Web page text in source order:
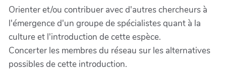
Orienter et/ou contribuer avec d'autres chercheurs à
l'émergence d'un groupe de spécialistes quant à la
culture et l'introduction de cette espèce.
Concerter les membres du réseau sur les alternatives
possibles de cette introduction.